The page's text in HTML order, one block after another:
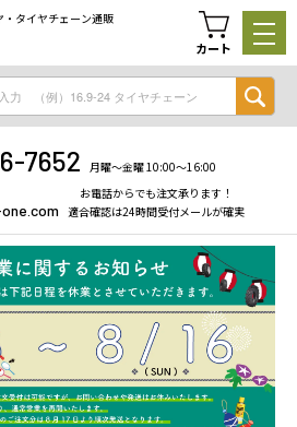
タイヤチェーン通販
カート
7652 月曜〜金曜 10:00〜16:00
お電話からでも注文承ります！
適合確認は24時間受付メールが確実